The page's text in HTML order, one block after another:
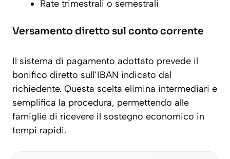
Rate trimestrali o semestrali
Versamento diretto sul conto corrente
Il sistema di pagamento adottato prevede il
bonifico diretto sull’IBAN indicato dal
richiedente. Questa scelta elimina intermediari e
semplifica la procedura, permettendo alle
famiglie di ricevere il sostegno economico in
tempi rapidi.